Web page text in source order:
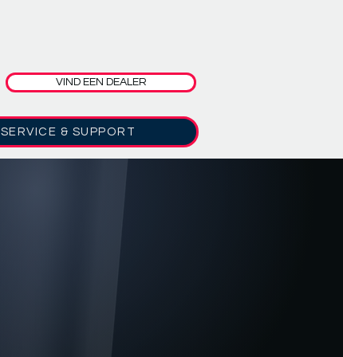
VIND EEN DEALER
SERVICE & SUPPORT